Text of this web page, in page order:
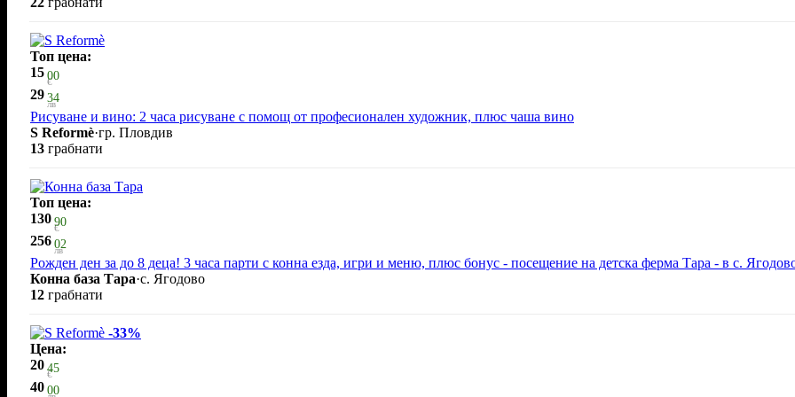
Топ цена:
15 00
€
29 34
лв
Рисуване и вино: 2 часа рисуване с помощ от професионален художник, плюс чаша вино
S Reformè·гр. Пловдив
13 грабнати
Топ цена:
130 90
€
256 02
лв
Рожден ден за до 8 деца! 3 часа парти с конна езда, игри и меню, плюс бонус - посещение на детска ферма Тара - в с.
Конна база Тара·с. Ягодово
12 грабнати
-33%
Цена:
20 45
€
40 00